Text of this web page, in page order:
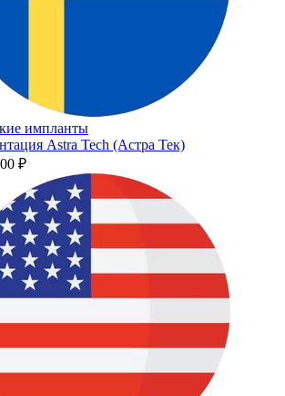
импланты
Astra Tech (Астра Тек)
₽